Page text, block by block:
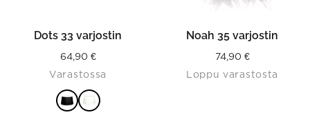
product
page
Dots 33 varjostin
64,90 €
Varastossa
Noah 35 varjostin
74,90 €
Loppu varastosta